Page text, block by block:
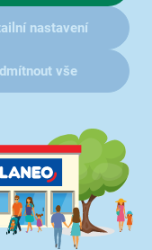
nastavení
vše
si tak déle
údržba spotřebiče.